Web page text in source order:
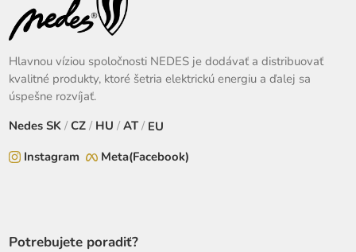
Hlavnou víziou spoločnosti NEDES je dodávať a distribuovať
kvalitné produkty, ktoré šetria elektrickú energiu a ďalej sa
úspešne rozvíjať.
NedesSK / CZ / HU / AT / EU
Instagram
Meta(Facebook)
Potrebujete poradiť?